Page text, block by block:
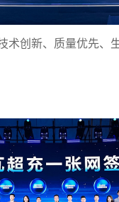
术创新、质量优先、